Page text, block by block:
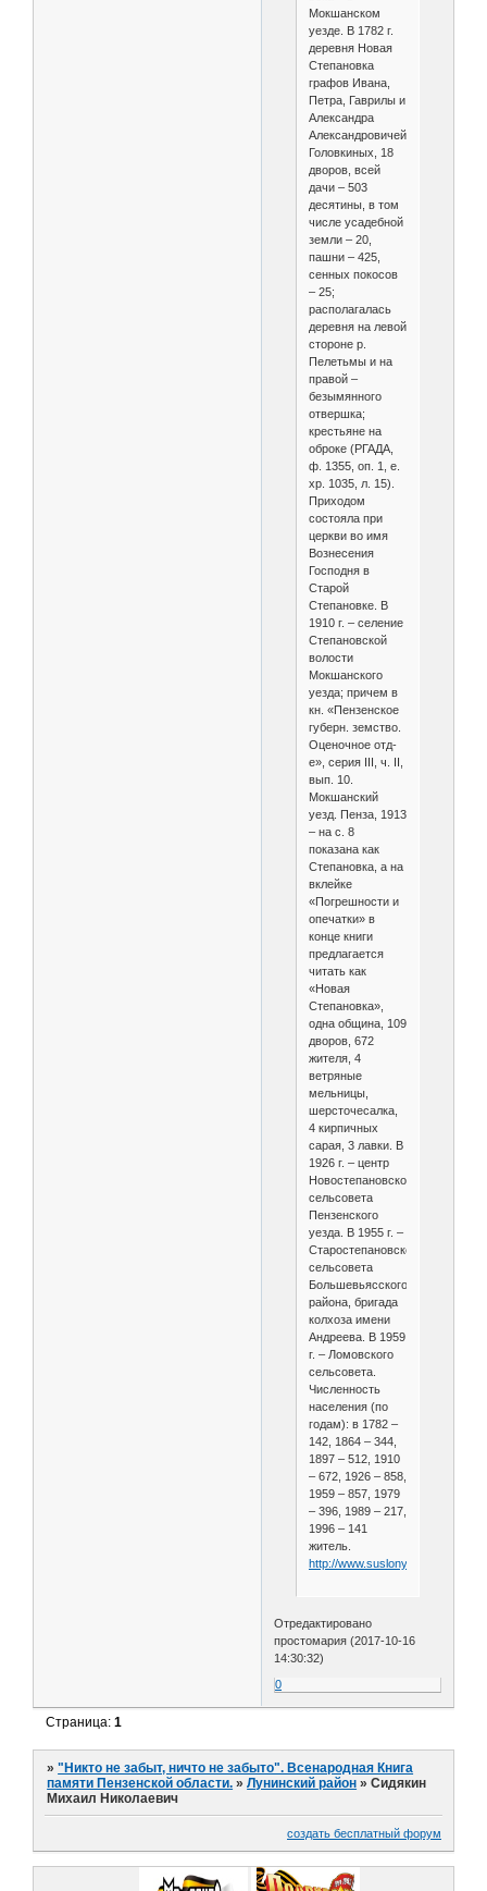
Мокшанском
уезде. В 1782 г.
деревня Новая
Степановка
графов Ивана,
Петра, Гаврилы и
Александра
Александровичей
Головкиных, 18
дворов, всей
дачи – 503
десятины, в том
числе усадебной
земли – 20,
пашни – 425,
сенных покосов
– 25;
располагалась
деревня на левой
стороне р.
Пелетьмы и на
правой –
безымянного
отвершка;
крестьяне на
оброке (РГАДА,
ф. 1355, оп. 1, е.
хр. 1035, л. 15).
Приходом
состояла при
церкви во имя
Вознесения
Господня в
Старой
Степановке. В
1910 г. – селение
Степановской
волости
Мокшанского
уезда; причем в
кн. «Пензенское
губерн. земство.
Оценочное отд-
е», серия III, ч. II,
вып. 10.
Мокшанский
уезд. Пенза, 1913
– на с. 8
показана как
Степановка, а на
вклейке
«Погрешности и
опечатки» в
конце книги
предлагается
читать как
«Новая
Степановка»,
одна община, 109
дворов, 672
жителя, 4
ветряные
мельницы,
шерсточесалка,
4 кирпичных
сарая, 3 лавки. В
1926 г. – центр
Новостепановского
сельсовета
Пензенского
уезда. В 1955 г. –
Старостепановского
сельсовета
Большевьясского
района, бригада
колхоза имени
Андреева. В 1959
г. – Ломовского
сельсовета.
Численность
населения (по
годам): в 1782 –
142, 1864 – 344,
1897 – 512, 1910
– 672, 1926 – 858,
1959 – 857, 1979
– 396, 1989 – 217,
1996 – 141
житель.
http://www.suslony.ru/
Отредактировано
простомария (2017-10-16
14:30:32)
0
Страница:1
»"Никто не забыт, ничто не забыто". Всенародная Книга
памяти Пензенской области. »Лунинский район »Сидякин
Михаил Николаевич
создать бесплатный форум